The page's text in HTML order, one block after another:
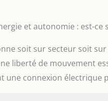
【
la batterie
partage
et autonomie : est-ce
soit sur secteur soit
liberté de mouvement
une connexion électrique